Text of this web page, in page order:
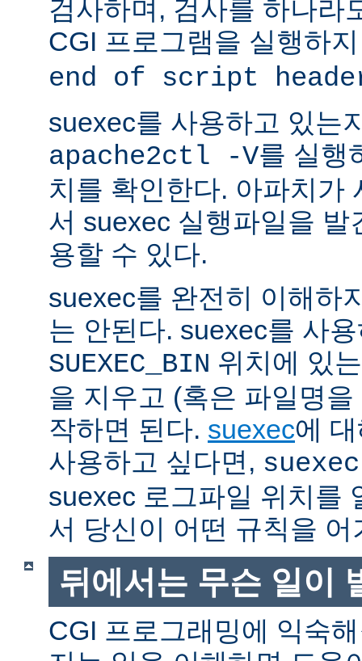
검사하며, 검사를 하나라
CGI 프로그램을 실행하
end of script
suexec를 사용하고 있는
apache2ctl -V를 실행
치를 확인한다. 아파치가
서 suexec 실행파일을 발
용할 수 있다.
suexec를 완전히 이해하
는 안된다. suexec를 사
SUEXEC_BIN 위치에 있
을 지우고 (혹은 파일명
작하면 된다. suexec에
사용하고 싶다면,
suexec 로그파일 위치를
서 당신이 어떤 규칙을
뒤에서는 무슨 일이
CGI 프로그래밍에 익숙